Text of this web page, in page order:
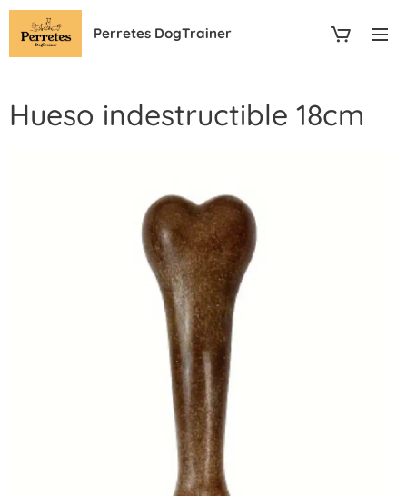
Perretes DogTrainer
Hueso indestructible 18cm